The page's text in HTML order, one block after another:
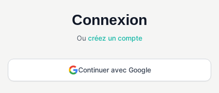
Connexion
Ou créez un compte
Continuer avec Google